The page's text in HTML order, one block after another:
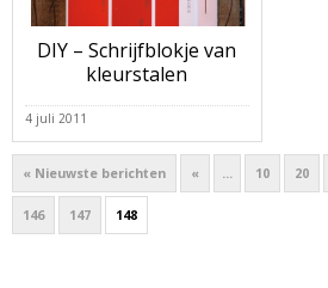
DIY – Schrijfblokje van
kleurstalen
4 juli 2011
« Nieuwste berichten « 10 20
146 147 148